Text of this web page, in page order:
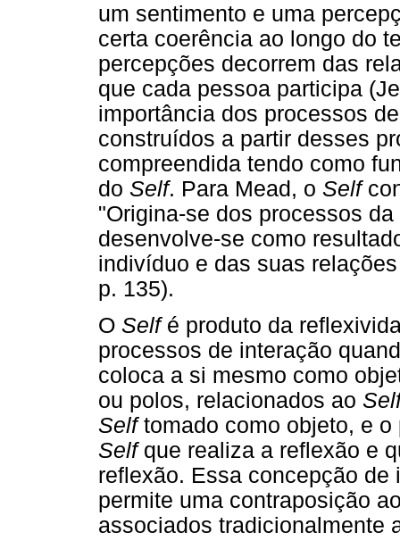
um sentimento e uma
certa coerência ao longo do
percepções decorrem das
que cada pessoa participa
importância dos processos
construídos a partir desses
compreendida tendo como
do Self. Para Mead, o Self
"Origina-se dos processos
desenvolve-se como
indivíduo e das suas
p. 135).
O Selfé produto da
processos de interação
coloca a si mesmo como
ou polos, relacionados ao
Selftomado como objeto, e o
Selfque realiza a reflexão e
reflexão. Essa concepção
permite uma contraposição
associados tradicionalmente